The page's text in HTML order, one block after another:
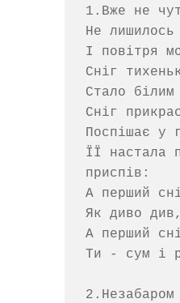
1.Вже не
Не
І повітря
Сніг
Стало
Сніг
Поспішає у
ЇЇ настала
приспів:
А перший
Як диво
А перший
Ти - сум і